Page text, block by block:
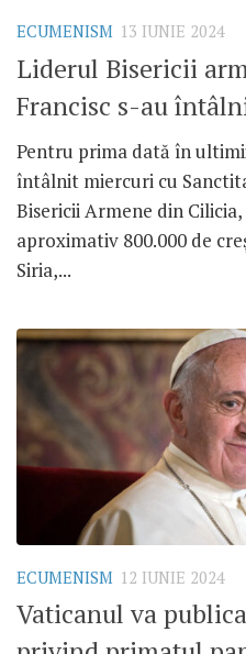
ECUMENISM 13 IUNIE 2024
Liderul Bisericii
Francisc s-au
Pentru prima dată în
întâlnit miercuri cu
Bisericii Armene din
aproximativ 800.000 de
Siria,...
ECUMENISM 12 IUNIE 2024
Vaticanul va